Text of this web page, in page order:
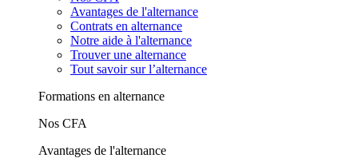
Avantages de l'alternance
Contrats en alternance
Notre aide à l'alternance
Trouver une alternance
Tout savoir sur l’alternance
Formations en alternance
Nos CFA
Avantages de l'alternance